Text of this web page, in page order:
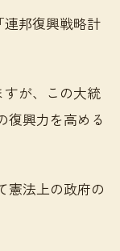
邦復興戦略計
が、この大統
復興力を高める
憲法上の政府の